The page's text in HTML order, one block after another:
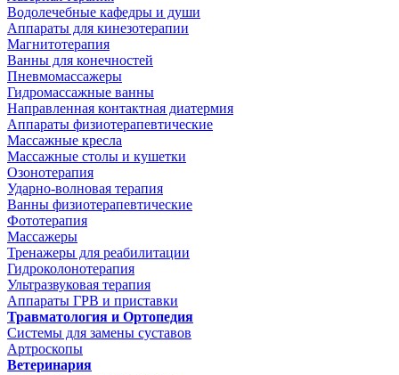
Водолечебные кафедры и души
Аппараты для кинезотерапии
Магнитотерапия
Ванны для конечностей
Пневмомассажеры
Гидромассажные ванны
Направленная контактная диатермия
Аппараты физиотерапевтические
Массажные кресла
Массажные столы и кушетки
Озонотерапия
Ударно-волновая терапия
Ванны физиотерапевтические
Фототерапия
Массажеры
Тренажеры для реабилитации
Гидроколонотерапия
Ультразвуковая терапия
Аппараты ГРВ и приставки
Травматология и Ортопедия
Системы для замены суставов
Артроскопы
Ветеринария